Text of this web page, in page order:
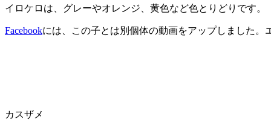
イロケロは、グレーやオレンジ、黄色など色とりどりです。
Facebookには、この子とは別個体の動画をアップしました。
カスザメ